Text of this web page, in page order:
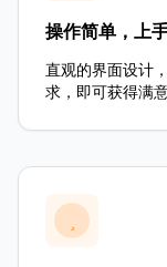
操作简单，上
直观的界面设计
求，即可获得满